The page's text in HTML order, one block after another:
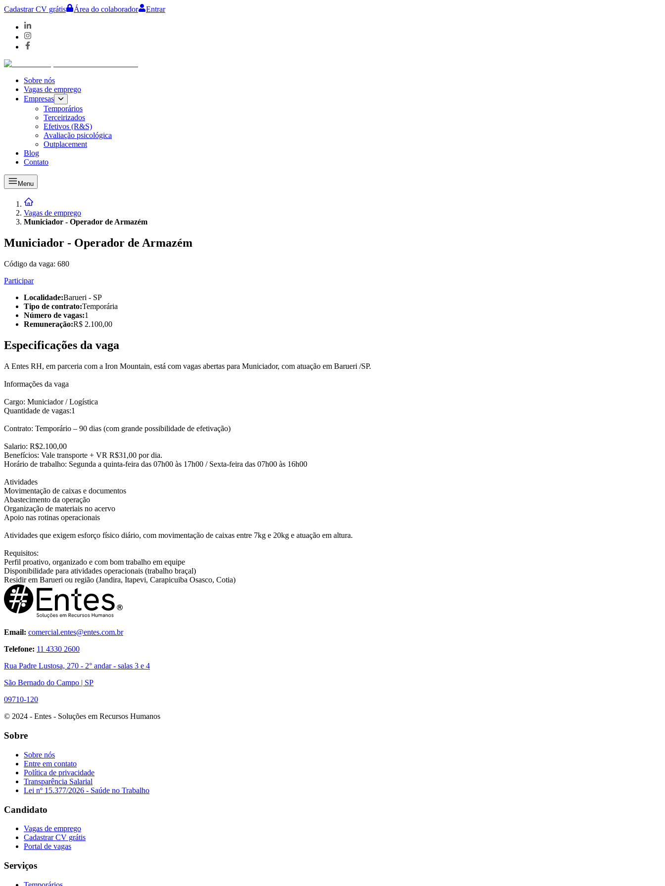
Cadastrar CV grátis Área do colaborador Entrar
Sobre nós
Vagas de emprego
Empresas
Temporários
Terceirizados
Efetivos (R&S)
Avaliação psicológica
Outplacement
Blog
Contato
Menu
Vagas de emprego
Municiador - Operador de Armazém
Municiador - Operador de Armazém
Código da vaga: 680
Participar
Localidade:Barueri - SP
Tipo de contrato:Temporária
Número de vagas:1
Remuneração:R$ 2.100,00
Especificações da vaga
A Entes RH, em parceria com a Iron Mountain, está com vagas abertas para Municiador, com atuação em Barueri /SP.
Informações da vaga
Cargo: Municiador / Logística
Quantidade de vagas:1
Contrato: Temporário – 90 dias (com grande possibilidade de efetivação)
Salario: R$2.100,00
Benefícios: Vale transporte + VR R$31,00 por dia.
Horário de trabalho: Segunda a quinta-feira das 07h00 às 17h00 / Sexta-feira das 07h00 às 16h00
Atividades
Movimentação de caixas e documentos
Abastecimento da operação
Organização de materiais no acervo
Apoio nas rotinas operacionais
Atividades que exigem esforço físico diário, com movimentação de caixas entre 7kg e 20kg e atuação em altura.
Requisitos:
Perfil proativo, organizado e com bom trabalho em equipe
Disponibilidade para atividades operacionais (trabalho braçal)
Residir em Barueri ou região (Jandira, Itapevi, Carapicuiba Osasco, Cotia)
Email: comercial.entes@entes.com.br
Telefone: 11 4330 2600
Rua Padre Lustosa, 270 - 2° andar - salas 3 e 4
São Bernado do Campo | SP
09710-120
© 2024 - Entes - Soluções em Recursos Humanos
Sobre
Sobre nós
Entre em contato
Política de privacidade
Transparência Salarial
Lei nº 15.377/2026 - Saúde no Trabalho
Candidato
Vagas de emprego
Cadastrar CV grátis
Portal de vagas
Serviços